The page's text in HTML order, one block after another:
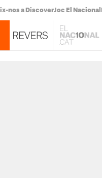
nos a DiscoverJoc El Nacional